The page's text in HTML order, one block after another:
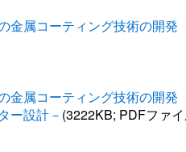
金属コーティング技術の開
金属コーティング技術の開
ー設計－ (3222KB; PDFファ